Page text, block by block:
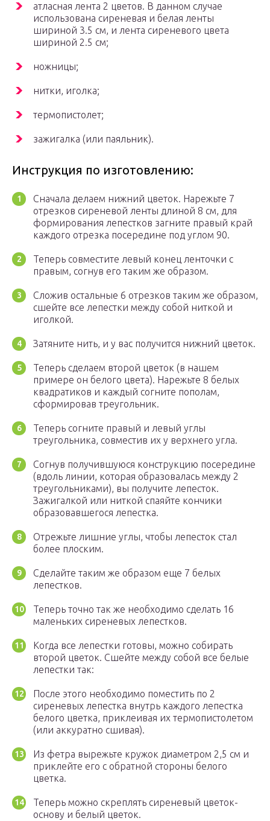
атласная лента 2 цветов. В данном случае
использована сиреневая и белая ленты
шириной 3.5 см, и лента сиреневого цвета
шириной 2.5 см;
ножницы;
нитки, иголка;
термопистолет;
зажигалка (или паяльник).
Инструкция по изготовлению:
Сначала делаем нижний цветок. Нарежьте 7
отрезков сиреневой ленты длиной 8 см, для
формирования лепестков загните правый край
каждого отрезка посередине под углом 90.
Теперь совместите левый конец ленточки с
правым, согнув его таким же образом.
Сложив остальные 6 отрезков таким же образом,
сшейте все лепестки между собой ниткой и
иголкой.
Затяните нить, и у вас получится нижний цветок.
Теперь сделаем второй цветок (в нашем
примере он белого цвета). Нарежьте 8 белых
квадратиков и каждый согните пополам,
сформировав треугольник.
Теперь согните правый и левый углы
треугольника, совместив их у верхнего угла.
Согнув получившуюся конструкцию посередине
(вдоль линии, которая образовалась между 2
треугольниками), вы получите лепесток.
Зажигалкой или ниткой спаяйте кончики
образовавшегося лепестка.
Отрежьте лишние углы, чтобы лепесток стал
более плоским.
Сделайте таким же образом еще 7 белых
лепестков.
Теперь точно так же необходимо сделать 16
маленьких сиреневых лепестков.
Когда все лепестки готовы, можно собирать
второй цветок. Сшейте между собой все белые
лепестки так:
После этого необходимо поместить по 2
сиреневых лепестка внутрь каждого лепестка
белого цветка, приклеивая их термопистолетом
(или аккуратно сшивая).
Из фетра вырежьте кружок диаметром 2,5 см и
приклейте его с обратной стороны белого
цветка.
Теперь можно скреплять сиреневый цветок-
основу и белый цветок.